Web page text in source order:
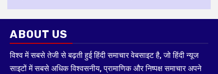
ABOUT US
विश्व में सबसे तेजी से बढ़ती हुई हिंदी समाचार वेबसाइट है, जो हिंदी न्यूज
साइटों में सबसे अधिक विश्वसनीय, प्रामाणिक और निष्पक्ष समाचार अपने